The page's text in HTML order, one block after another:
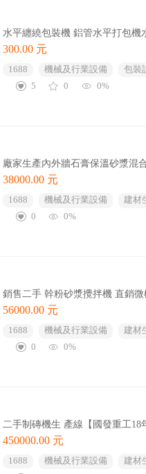
水平纏繞包裝機 鋁管水平打包
300.00 元
1688 機械及行業設備 包裝
5
0 0%
廠家生產內外牆石膏保溫砂漿混
38000.00 元
1688 機械及行業設備
建材
0
0%
銷售二手 幹粉砂漿攪拌機 直銷
56000.00 元
1688 機械及行業設備
建材
0
0%
二手制磚機生 產線【國發重工
450000.00 元
1688 機械及行業設備
建材